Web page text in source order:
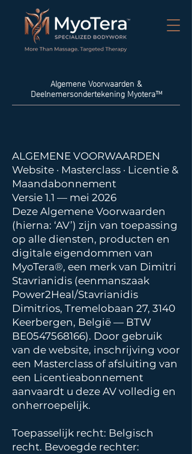
Algemene Voorwaarden &
Deelnemersondertekening Myotera™
ALGEMENE VOORWAARDEN
Website · Masterclass · Licentie &
Maandabonnement
Versie 1.1 — mei 2026
Deze Algemene Voorwaarden
(hierna: ‘AV’) zijn van toepassing
op alle diensten, producten en
digitale eigendommen van
MyoTera®, een merk van Dimitri
Stavrianidis (eenmanszaak
Power2Heal/Stavrianidis
Dimitrios, Tremelobaan 27, 3140
Keerbergen, België — BTW
BE0547568166). Door gebruik
van de website, inschrijving voor
een Masterclass of afsluiting van
een Licentieabonnement
aanvaardt u deze AV volledig en
onherroepelijk.
Toepasselijk recht: Belgisch
recht. Bevoegde rechter: